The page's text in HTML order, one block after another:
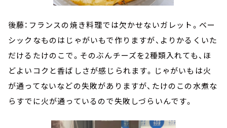
後藤：フランスの焼き料理では欠かせないガレット。ベー
シックなものはじゃがいもで作りますが、よりかるくいた
だけるたけのこで。そのぶんチーズを2種類入れても、ほ
どよいコクと香ばしさが感じられます。じゃがいもは火
が通ってないなどの失敗がありますが、たけのこの水煮な
らすでに火が通っているので失敗しづらいんです。